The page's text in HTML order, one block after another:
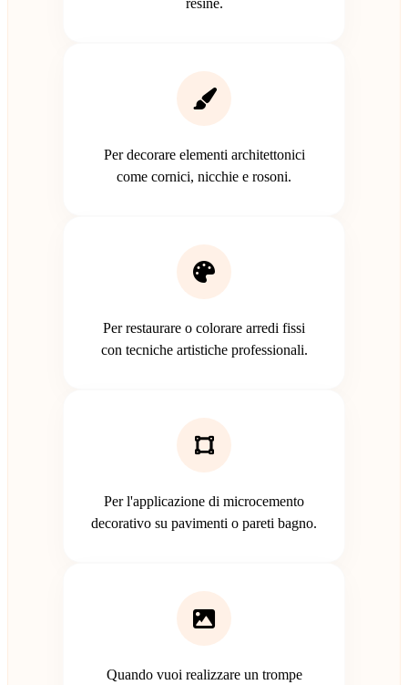
Per decorare elementi architettonici
come cornici, nicchie e rosoni.
Per restaurare o colorare arredi fissi
con tecniche artistiche professionali.
Per l'applicazione di microcemento
decorativo su pavimenti o pareti bagno.
Quando vuoi realizzare un trompe